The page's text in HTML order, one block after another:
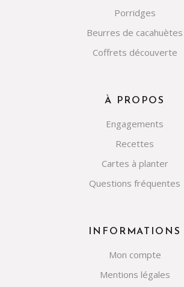
Porridges
Beurres de cacahuètes
Coffrets découverte
À PROPOS
Engagements
Recettes
Cartes à planter
Questions fréquentes
INFORMATIONS
Mon compte
Mentions légales